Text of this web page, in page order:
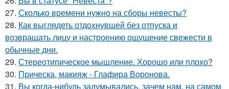
27. Сколько времени нужно на сборы невесты?
28. Как выглядеть отдохнувшей без отпуска и
возвращать лицу и настроению ощущение свежести в
обычные дни.
29. Стереотипическое мышление. Хорошо или плохо?
30. Прическа, макияж - Глафира Воронова.
31. Вы когда-нибудь задумывались, зачем нам, на самом